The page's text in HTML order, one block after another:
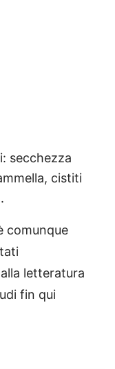
secchezza
cistiti
comunque
letteratura
fin qui